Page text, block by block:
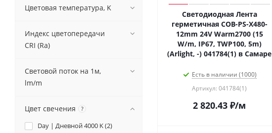
Светодиодная Лента
герметичная COB-PS-X480-
12mm 24V Warm2700 (15
W/m, IP67, TWP100, 5m)
(Arlight, -) 041784(1) в Самаре
Есть в наличии (1000)
Артикул: 041784(1)
2 820.43 ₽/м
Цветовая температура, K
Индекс цветопередачи
CRI (Ra)
Световой поток на 1м,
lm/m
Цвет свечения ?
Day | Дневной 4000 K (2)